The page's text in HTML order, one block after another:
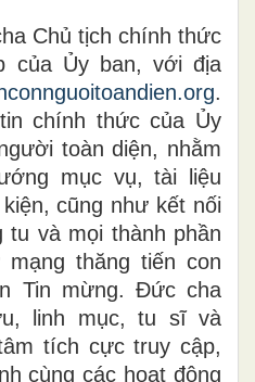
Chủ tịch chính thức
của Ủy ban, với địa
.
chính thức của Ủy
toàn diện, nhằm
mục vụ, tài liệu
cũng như kết nối
tu và mọi thành phần
thăng tiến con
Tin mừng. Đức cha
linh mục, tu sĩ và
tích cực truy cập,
cùng các hoạt động